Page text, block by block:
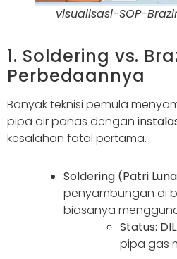
visualisasi-SOP-
1. Soldering vs.
Perbedaannya
Banyak teknisi pemula
pipa air panas dengan
kesalahan fatal pertama.
Soldering (Patri
penyambungan di
biasanya
Status:
pipa gas